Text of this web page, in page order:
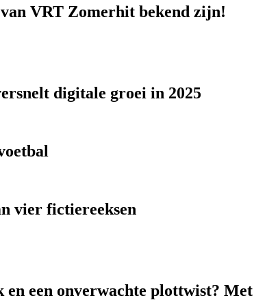
VRT Zomerhit bekend zijn!
digitale groei in 2025
vier fictiereeksen
een onverwachte plottwist?